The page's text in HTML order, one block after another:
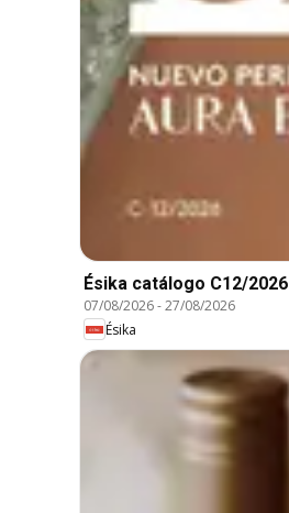
Ésika catálogo C12/2026
07/08/2026-27/08/2026
Ésika